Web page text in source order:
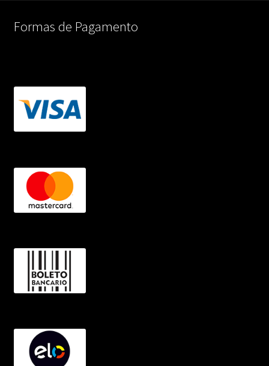
Formas de Pagamento